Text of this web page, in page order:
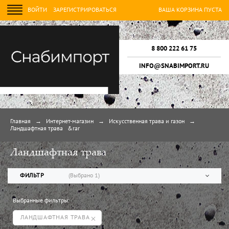
ВОЙТИ ЗАРЕГИСТРИРОВАТЬСЯ ВАША КОРЗИНА ПУСТА
8 800 222 61 75
INFO@SNABIMPORT.RU
Главная → Интернет-магазин → Искусственная трава и газон
→
Ландшафтная трава
&rar
Ландшафтная трава
ФИЛЬТР (Выбрано 1)
Скидки, Новинки, Хиты продаж
Выбранные фильтры:
ЛАНДШАФТНАЯ ТРАВА